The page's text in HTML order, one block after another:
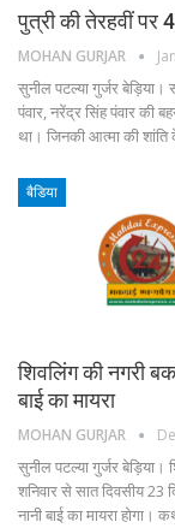
पुत्री की तेरहवीं
MOHAN GURJAR
सुनील पटल्या गुर्जर बेड़िया।
पंवार, नरेंद्र सिंह पंवार की
था। जिनकी आत्मा की
बैडिया
शिवलिंग की नगरी
बाई का मायरा
MOHAN GURJAR
सुनील पटल्या गुर्जर बेड़िया।
शनिवार से सात दिवसीय 23
नानी बाई का मायरा